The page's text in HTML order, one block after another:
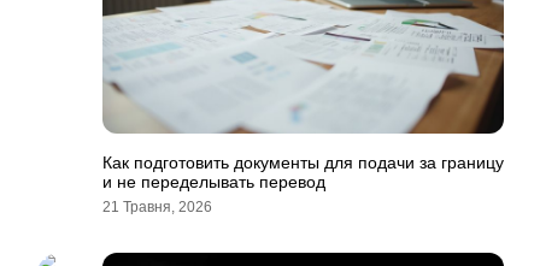
Как подготовить документы для подачи за границу
и не переделывать перевод
21 Травня, 2026